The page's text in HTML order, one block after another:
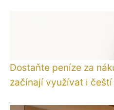
Dostaňte peníze za
začínají využívat i čeští